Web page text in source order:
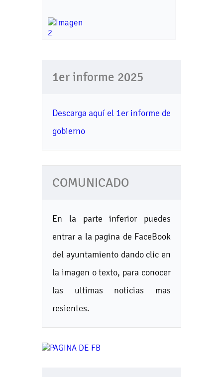
1er informe 2025
Descarga aquí el 1er informe de
gobierno
COMUNICADO
En la parte inferior puedes
entrar a la pagina de FaceBook
del ayuntamiento dando clic en
la imagen o texto, para conocer
las ultimas noticias mas
resientes.